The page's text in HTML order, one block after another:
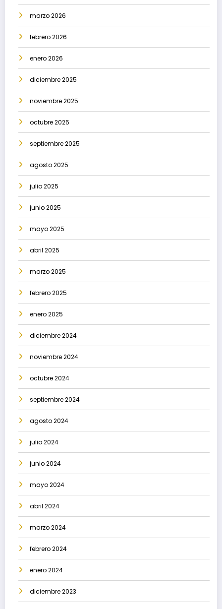
marzo 2026
febrero 2026
enero 2026
diciembre 2025
noviembre 2025
octubre 2025
septiembre 2025
agosto 2025
julio 2025
junio 2025
mayo 2025
abril 2025
marzo 2025
febrero 2025
enero 2025
diciembre 2024
noviembre 2024
octubre 2024
septiembre 2024
agosto 2024
julio 2024
junio 2024
mayo 2024
abril 2024
marzo 2024
febrero 2024
enero 2024
diciembre 2023